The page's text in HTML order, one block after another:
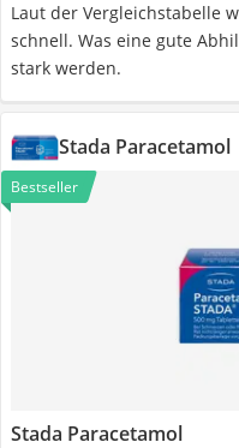
Laut der Vergleichstabelle
schnell. Was eine gute
stark werden.
Stada Paracetamol
Bestseller
Stada Paracetamol